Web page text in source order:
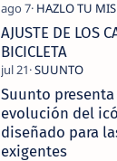
AJUSTE DE LOS
BICICLETA
Suunto presenta
evolución del
diseñado para
exigentes